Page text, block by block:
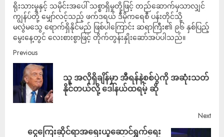
ရိုးသားမှုနှင့် သမိုင်းအပေါ် သစ္စာရှိမှုတို့ဖြင့် တည်ဆောက်မှသာလျှင်
ကျွန်ပ်တို့ မျှော်လင့်သည့် ဖက်ဒရယ် ဒီမိုကရေစီ ပန်းတိုင်သို့
မလွဲမသွေ ရောက်ရှိနိုင်မည် ဖြစ်ပါကြောင်း ဆရာကြီး၏ ၉၆ နှစ်ပြည့်
မွေးနေ့တွင် လေးစားစွာဖြင့် တိုက်တွန်းနှိုးဆော်အပ်ပါသည်။
Previous
သူ အလိုရှိချိန်မှာ အီရန်နဲ့စစ်ပွဲကို အဆုံးသတ်
နိုင်တယ်လို့ ဒေါ်နယ်ထရမ့် ဆို
Next
ငွေကြေးဆိုင်ရာအရေးယူဆောင်ရွက်ရေး